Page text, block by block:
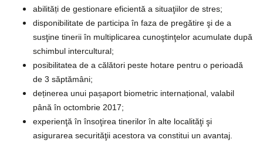
abilități de gestionare eficientă a situaţiilor de stres;
disponibilitate de participa în faza de pregătire şi de a
susţine tinerii în multiplicarea cunoştinţelor acumulate după
schimbul intercultural;
posibilitatea de a călători peste hotare pentru o perioadă
de 3 săptămâni;
deținerea unui pașaport biometric internațional, valabil
până în octombrie 2017;
experienţă în însoţirea tinerilor în alte localităţi şi
asigurarea securităţii acestora va constitui un avantaj.